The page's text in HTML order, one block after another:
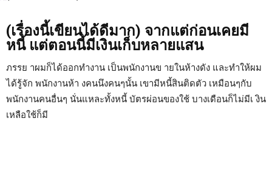
(เรื่องนี้เขียนได้ดีมาก) จากแต่ก่อนเคยมี
หนี้ แต่ตอนนี้มีเงินเก็บหลายแสน
ภรรย าผมก็ได้ออกทำงาน เป็นพนักงานข ายในห้างดัง และทำให้ผม
ได้รู้จัก พนักงานห้า งคนนึงคนๆนั้น เขามีหนี้สินติดตัว เหมือนๆกับ
พนักงานคนอื่นๆ นั่นแหละทั้งหนี้ บัตรผ่อนของใช้ บางเดือนก็ไม่มีเ งิน
เหลือใช้ก็มี